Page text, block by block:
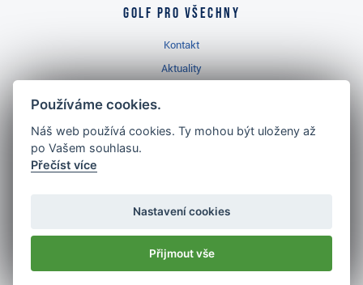
Golf pro všechny
Kontakt
Aktuality
Golfový slovník
Nejlépe hodnocený
v ČR
Používáme cookies.
Náš web používá cookies. Ty mohou být uloženy až
po Vašem souhlasu.
Přečíst více
Nastavení cookies
Přijmout vše